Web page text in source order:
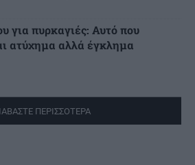
για πυρκαγιές: Αυτό που
ατύχημα αλλά έγκλημα
ΠΕΡΙΣΣΟΤΕΡΑ